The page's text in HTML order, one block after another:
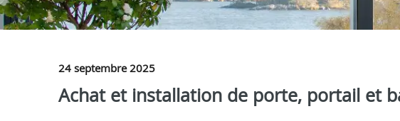
24 septembre 2025
Achat et installation de porte, portail et